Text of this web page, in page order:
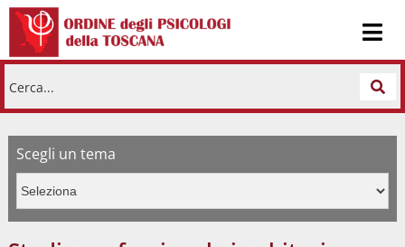
Cerca...
Scegli un tema